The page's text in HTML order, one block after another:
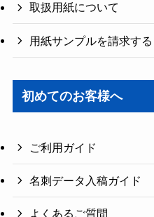
取扱用紙について
用紙サンプルを請求する
初めてのお客様へ
ご利用ガイド
名刺データ入稿ガイド
よくあるご質問